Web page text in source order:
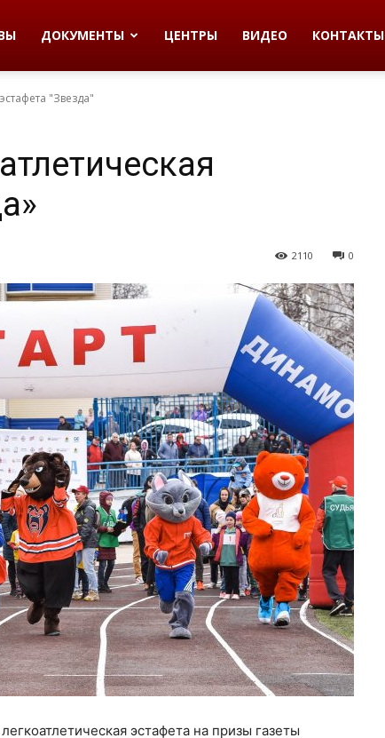
ДОКУМЕНТЫ ЦЕНТРЫ ВИДЕО КОНТАКТЫ
"Звезда"
0
2110
эстафета на призы газеты